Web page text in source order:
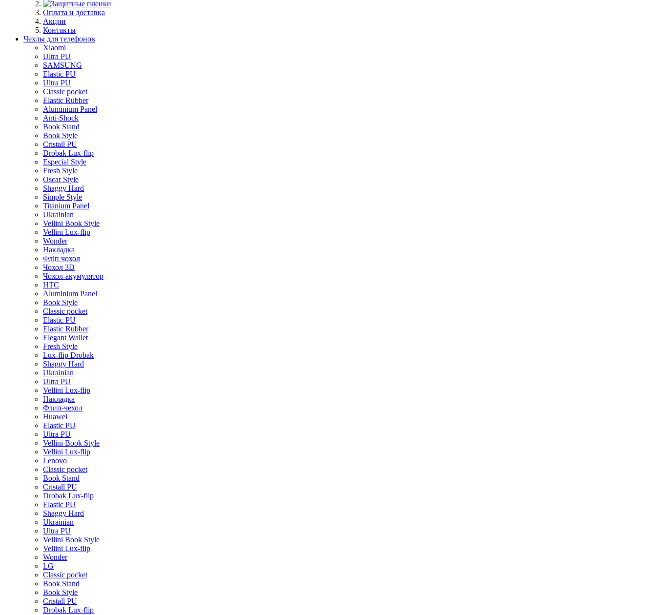
Оплата и доставка
Акции
Контакты
Чехлы для телефонов
Xiaomi
Ultra PU
SAMSUNG
Elastic PU
Ultra PU
Classic pocket
Elastic Rubber
Aluminium Panel
Anti-Shock
Book Stand
Book Style
Cristall PU
Drobak Lux-flip
Especial Style
Fresh Style
Oscar Style
Shaggy Hard
Simple Style
Titanium Panel
Ukrainian
Vellini Book Style
Vellini Lux-flip
Wonder
Накладка
Фліп чохол
Чохол 3D
Чохол-акумулятор
HTC
Aluminium Panel
Book Style
Classic pocket
Elastic PU
Elastic Rubber
Elegant Wallet
Fresh Style
Lux-flip Drobak
Shaggy Hard
Ukrainian
Ultra PU
Vellini Lux-flip
Накладка
Флип-чехол
Huawei
Elastic PU
Ultra PU
Vellini Book Style
Vellini Lux-flip
Lenovo
Classic pocket
Book Stand
Cristall PU
Drobak Lux-flip
Elastic PU
Shaggy Hard
Ukrainian
Ultra PU
Vellini Book Style
Vellini Lux-flip
Wonder
LG
Classic pocket
Book Stand
Book Style
Cristall PU
Drobak Lux-flip